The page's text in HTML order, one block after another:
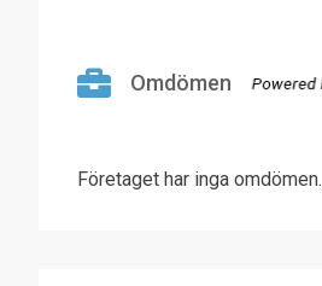
Omdömen
Företaget har inga omdömen.